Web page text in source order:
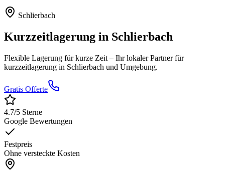
Schlierbach
Kurzzeitlagerung in Schlierbach
Flexible Lagerung für kurze Zeit – Ihr lokaler Partner für
kurzzeitlagerung in Schlierbach und Umgebung.
Gratis Offerte
4.7/5 Sterne
Google Bewertungen
Festpreis
Ohne versteckte Kosten